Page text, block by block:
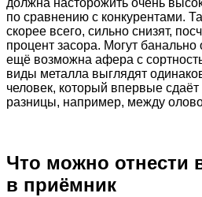
должна насторожить очень
по сравнению с конкурентами.
скорее всего, сильно снизят,
процент засора. Могут банально
ещё возможна афера с
виды металла выглядят
человек, который впервые
разницы, например, между
Что можно отнести
в приёмник